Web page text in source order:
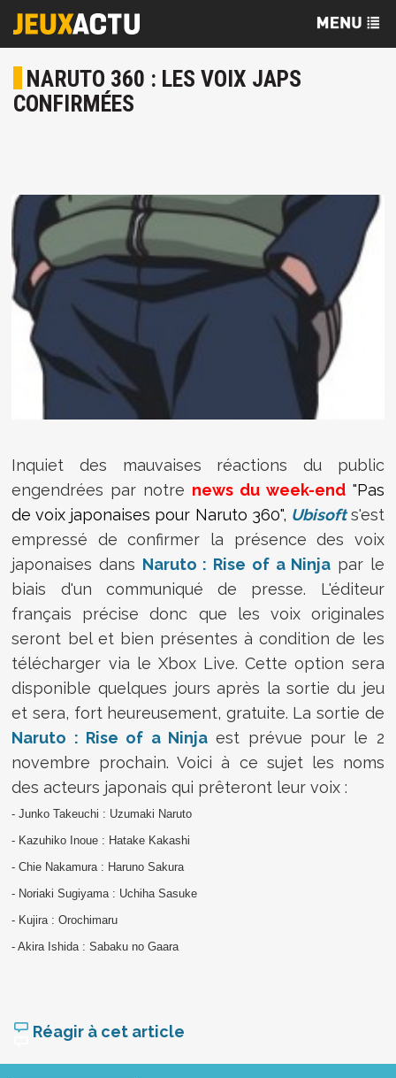
NARUTO 360 : LES VOIX JAPS
CONFIRMÉES
Inquiet des mauvaises réactions du public
engendrées par notre news du week-end "Pas
de voix japonaises pour Naruto 360", Ubisofts'est
empressé de confirmer la présence des voix
japonaises dans Naruto : Rise of a Ninja par le
biais d'un communiqué de presse. L'éditeur
français précise donc que les voix originales
seront bel et bien présentes à condition de les
télécharger via le Xbox Live. Cette option sera
disponible quelques jours après la sortie du jeu
et sera, fort heureusement, gratuite. La sortie de
Naruto : Rise of a Ninja est prévue pour le 2
novembre prochain. Voici à ce sujet les noms
des acteurs japonais qui prêteront leur voix :
- Junko Takeuchi : Uzumaki Naruto
- Kazuhiko Inoue : Hatake Kakashi
- Chie Nakamura : Haruno Sakura
- Noriaki Sugiyama : Uchiha Sasuke
- Kujira : Orochimaru
- Akira Ishida : Sabaku no Gaara
Réagir à cet article